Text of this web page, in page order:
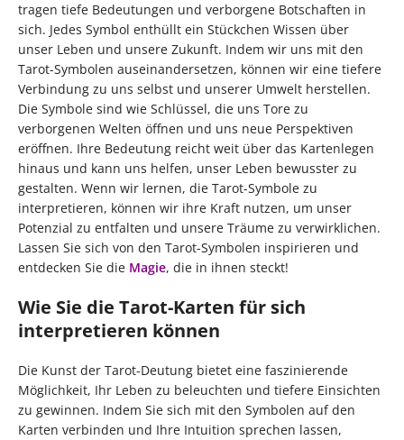
tragen tiefe Bedeutungen und verborgene Botschaften in
sich. Jedes Symbol enthüllt ein Stückchen Wissen über
unser Leben und unsere Zukunft. Indem wir uns mit den
Tarot-Symbolen auseinandersetzen, können wir eine tiefere
Verbindung zu uns selbst und unserer Umwelt herstellen.
Die Symbole sind wie Schlüssel, die uns Tore zu
verborgenen Welten öffnen und uns neue Perspektiven
eröffnen. Ihre Bedeutung reicht weit über das Kartenlegen
hinaus und kann uns helfen, unser Leben bewusster zu
gestalten. Wenn wir lernen, die Tarot-Symbole zu
interpretieren, können wir ihre Kraft nutzen, um unser
Potenzial zu entfalten und unsere Träume zu verwirklichen.
Lassen Sie sich von den Tarot-Symbolen inspirieren und
entdecken Sie die Magie, die in ihnen steckt!
Wie Sie die Tarot-Karten für sich
interpretieren können
Die Kunst der Tarot-Deutung bietet eine faszinierende
Möglichkeit, Ihr Leben zu beleuchten und tiefere Einsichten
zu gewinnen. Indem Sie sich mit den Symbolen auf den
Karten verbinden und Ihre Intuition sprechen lassen,